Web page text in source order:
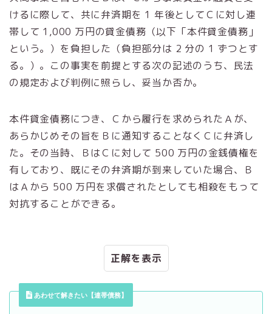
けるに際して、共に弁済期を 1 年後としてＣに対し連
帯して 1,000 万円の貸金債務（以下「本件貸金債務」
という。）を負担した（負担部分は 2 分の 1 ずつとす
る。）。この事実を前提とする次の記述のうち、民法
の規定および判例に照らし、妥当か否か。
本件貸金債務につき、Ｃから履行を求められたＡが、
あらかじめその旨をＢに通知することなくＣに弁済し
た。その当時、ＢはＣに対して 500 万円の金銭債権を
有しており、既にその弁済期が到来していた場合、Ｂ
はＡから 500 万円を求償されたとしても相殺をもって
対抗することができる。
正解
あわせて解きたい【連帯債務】